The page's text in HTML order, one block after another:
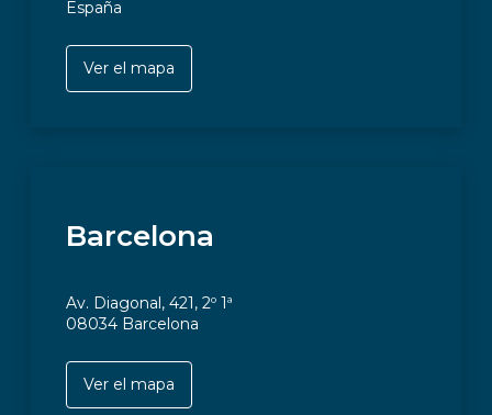
España
Ver el mapa
Barcelona
Av. Diagonal, 421, 2º 1ª
08034 Barcelona
Ver el mapa